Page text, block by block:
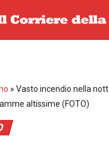
» Vasto incendio nella
altissime (FOTO)